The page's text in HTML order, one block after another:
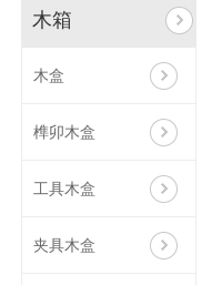
木箱
木盒
榫卯木盒
工具木盒
夹具木盒